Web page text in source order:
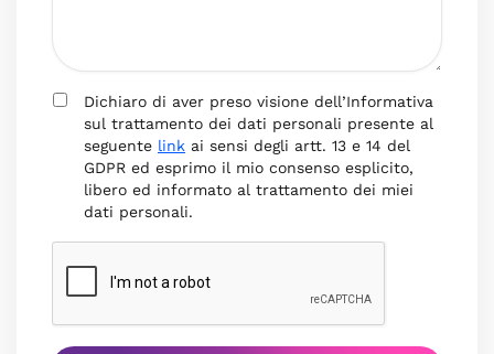
Dichiaro di aver preso visione dell’Informativa
sul trattamento dei dati personali presente al
seguente link ai sensi degli artt. 13 e 14 del
GDPR ed esprimo il mio consenso esplicito,
libero ed informato al trattamento dei miei
dati personali.